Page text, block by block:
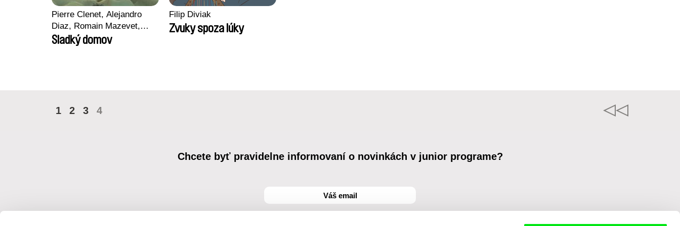
Pierre Clenet, Alejandro
Diaz, Romain Mazevet,
Stéphane Paccolat
Sladký domov
Filip Diviak
Zvuky spoza lúky
1 2 3 4
Chcete byť pravidelne informovaní o novinkách v junior programe?